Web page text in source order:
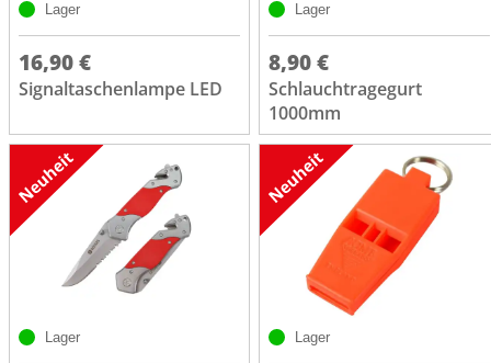
Lager
16,90 €
Signaltaschenlampe LED
Lager
8,90 €
Schlauchtragegurt
1000mm
Lager Lager